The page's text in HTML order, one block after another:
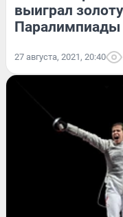
выиграл
Паралимпиады
27 августа, 2021, 20:40